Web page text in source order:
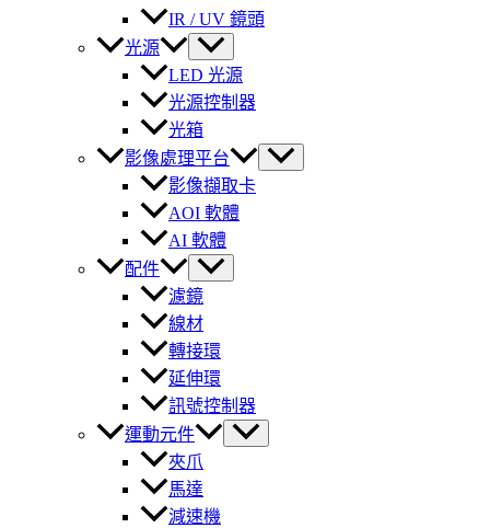
IR / UV 鏡頭
光源
LED 光源
光源控制器
光箱
影像處理平台
影像擷取卡
AOI 軟體
AI 軟體
配件
濾鏡
線材
轉接環
延伸環
訊號控制器
運動元件
夾爪
馬達
減速機